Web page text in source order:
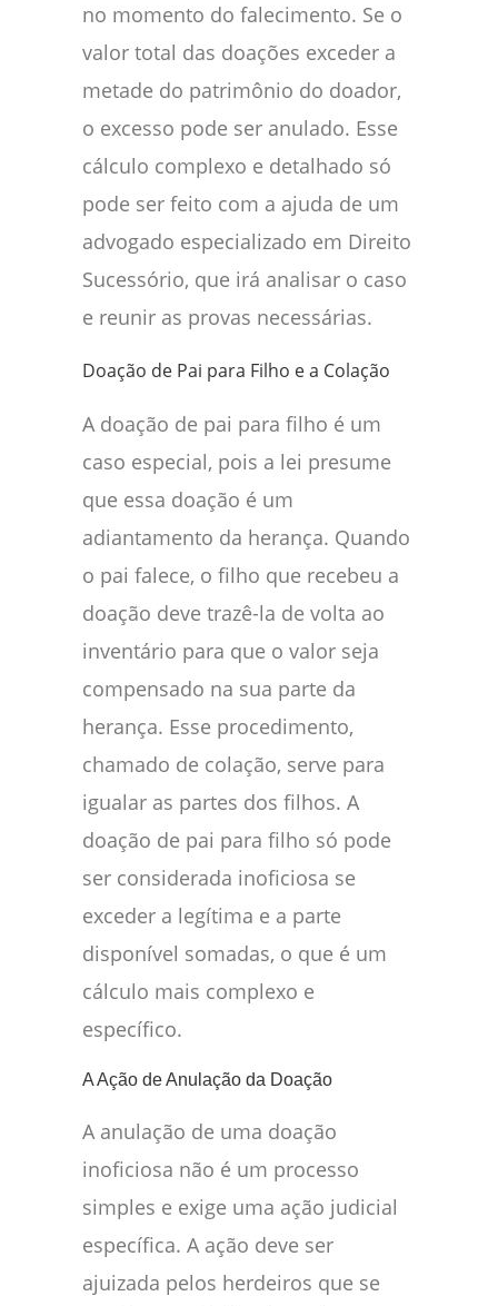
no momento do falecimento. Se o
valor total das doações exceder a
metade do patrimônio do doador,
o excesso pode ser anulado. Esse
cálculo complexo e detalhado só
pode ser feito com a ajuda de um
advogado especializado em Direito
Sucessório, que irá analisar o caso
e reunir as provas necessárias.
Doação de Pai para Filho e a Colação
A doação de pai para filho é um
caso especial, pois a lei presume
que essa doação é um
adiantamento da herança. Quando
o pai falece, o filho que recebeu a
doação deve trazê-la de volta ao
inventário para que o valor seja
compensado na sua parte da
herança. Esse procedimento,
chamado de colação, serve para
igualar as partes dos filhos. A
doação de pai para filho só pode
ser considerada inoficiosa se
exceder a legítima e a parte
disponível somadas, o que é um
cálculo mais complexo e
específico.
A Ação de Anulação da Doação
A anulação de uma doação
inoficiosa não é um processo
simples e exige uma ação judicial
específica. A ação deve ser
ajuizada pelos herdeiros que se